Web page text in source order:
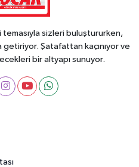
sizleri buluştururken,
Şatafattan kaçınıyor ve
bir altyapı sunuyor.